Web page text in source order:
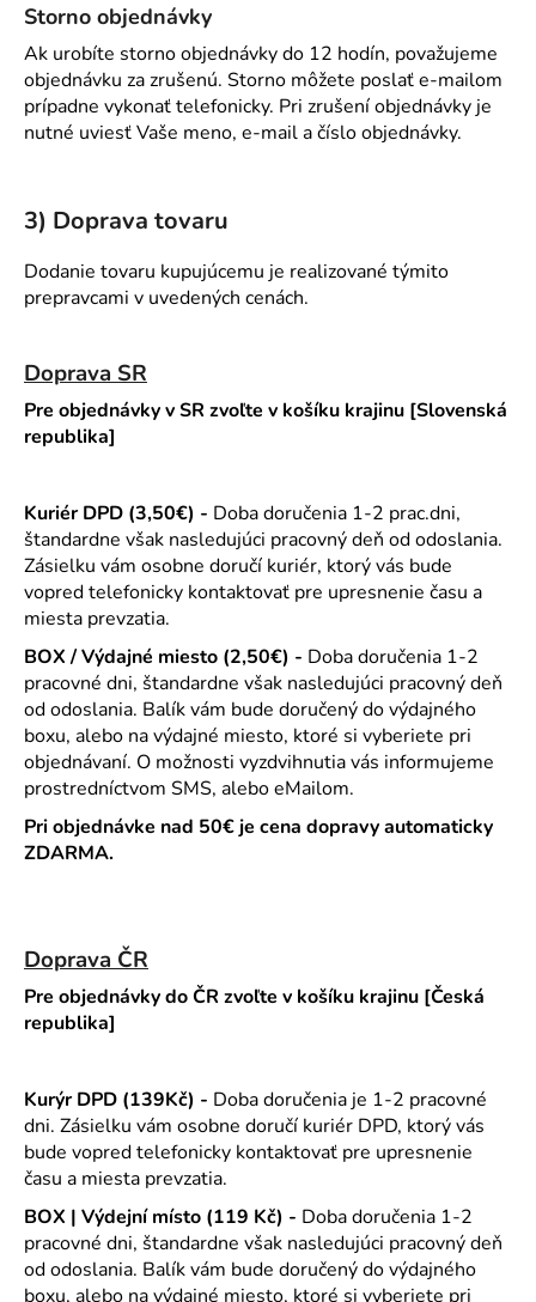
Storno objednávky
Ak urobíte storno objednávky do 12 hodín, považujeme
objednávku za zrušenú. Storno môžete poslať e-mailom
prípadne vykonať telefonicky. Pri zrušení objednávky je
nutné uviesť Vaše meno, e-mail a číslo objednávky.
3) Doprava tovaru
Dodanie tovaru kupujúcemu je realizované týmito
prepravcami v uvedených cenách.
Doprava SR
Pre objednávky v SR zvoľte v košíku krajinu [Slovenská
republika]
Kuriér DPD (3,50€) - Doba doručenia 1-2 prac.dni,
štandardne však nasledujúci pracovný deň od odoslania.
Zásielku vám osobne doručí kuriér, ktorý vás bude
vopred telefonicky kontaktovať pre upresnenie času a
miesta prevzatia.
BOX / Výdajné miesto (2,50€) - Doba doručenia 1-2
pracovné dni, štandardne však nasledujúci pracovný deň
od odoslania. Balík vám bude doručený do výdajného
boxu, alebo na výdajné miesto, ktoré si vyberiete pri
objednávaní. O možnosti vyzdvihnutia vás informujeme
prostredníctvom SMS, alebo eMailom.
Pri objednávke nad 50€ je cena dopravy automaticky
ZDARMA.
Doprava ČR
Pre objednávky do ČR zvoľte v košíku krajinu [Česká
republika]
Kurýr DPD (139Kč) - Doba doručenia je 1-2 pracovné
dni. Zásielku vám osobne doručí kuriér DPD, ktorý vás
bude vopred telefonicky kontaktovať pre upresnenie
času a miesta prevzatia.
BOX | Výdejní místo (119 Kč) - Doba doručenia 1-2
pracovné dni, štandardne však nasledujúci pracovný deň
od odoslania. Balík vám bude doručený do výdajného
boxu, alebo na výdajné miesto, ktoré si vyberiete pri